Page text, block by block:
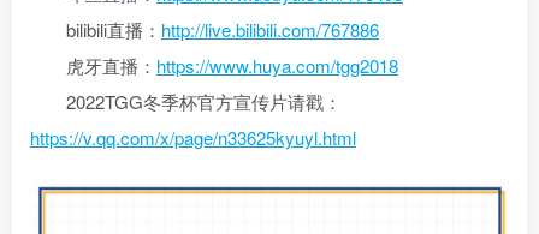
bilibili直播： http://live.bilibili.com/767886
虎牙直播： https://www.huya.com/tgg2018
2022TGG冬季杯官方宣传片请戳：
https://v.qq.com/x/page/n33625kyuyl.html